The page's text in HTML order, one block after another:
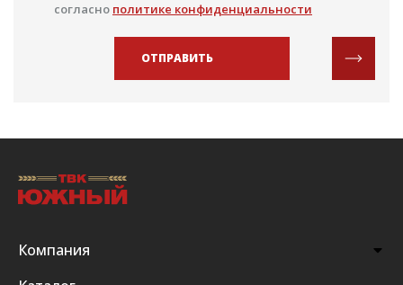
согласно политике конфиденциальности
ОТПРАВИТЬ
Компания